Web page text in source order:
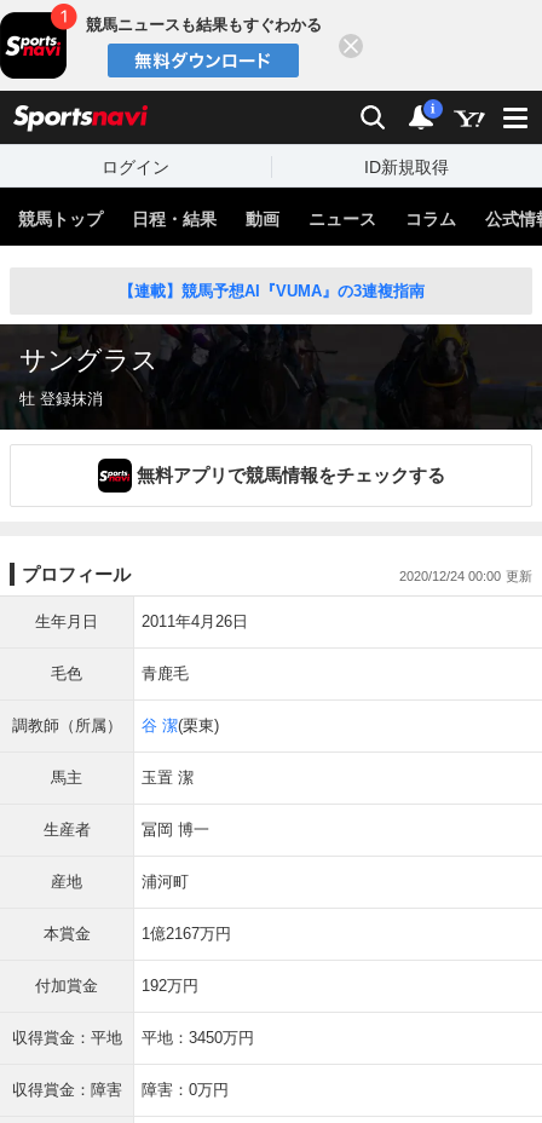
競馬ニュースも結果もすぐわかる
検索 通知
i
ログイン ID新規取得
競馬トップ 日程・結果 動画 ニュース コラム 公式情
【連載】競馬予想AI『VUMA』の3連複指南
サングラス
牡 登録抹消
無料アプリで競馬情報をチェックする
プロフィール 2020/12/24 00:00
生年月日 2011年4月26日
毛色 青鹿毛
調教師（所属） 谷 潔(栗東)
馬主 玉置 潔
生産者 冨岡 博一
産地 浦河町
本賞金 1億2167万円
付加賞金 192万円
収得賞金：平地 平地：3450万円
収得賞金：障害 障害：0万円